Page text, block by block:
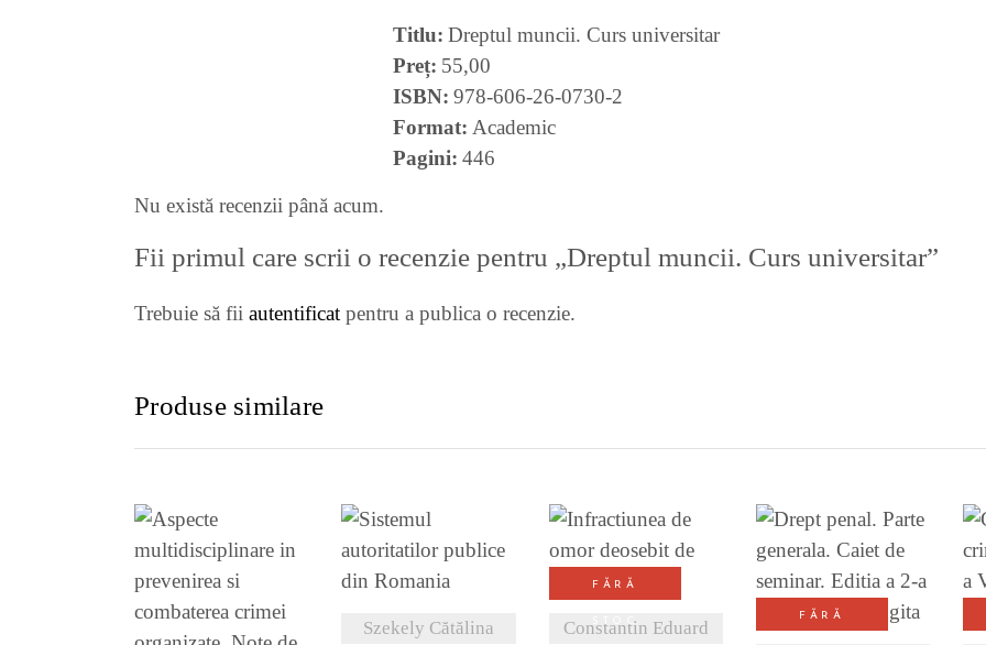
Titlu Dreptul muncii. Curs universitar
Preț 55,00
ISBN 978-606-26-0730-2
Format Academic
Pagini 446
Nu există recenzii până acum.
Fii primul care scrii o recenzie pentru „Dreptul muncii. Curs universitar”
Trebuie să fii autentificat pentru a publica o recenzie.
Produse similare
VEZI DETALII Szekely Cătălina
VEZI DETALII
FĂRĂ
STOC
Constantin Eduard
FĂRĂ
VEZI DETALII